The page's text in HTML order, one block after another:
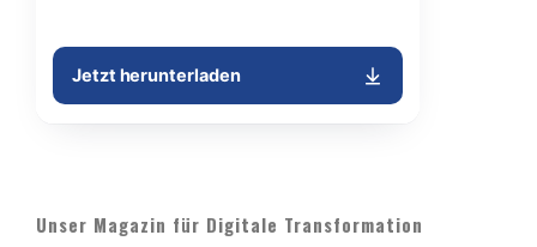
Unser Magazin für Digitale Transformation